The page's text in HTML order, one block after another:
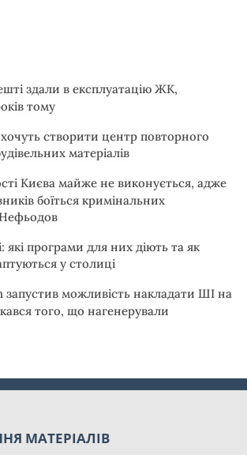
здали в експлуатацію ЖК,
тому
створити центр повторного
матеріалів
Києва майже не виконується, адже
боїться кримінальних
які програми для них діють та як
у столиці
запустив можливість накладати ШІ на
того, що нагенерували
МАТЕРІАЛІВ